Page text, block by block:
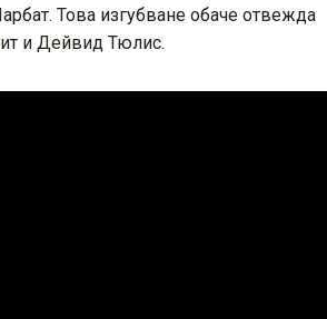
Това изгубване обаче отвежда
и Дейвид Тюлис.